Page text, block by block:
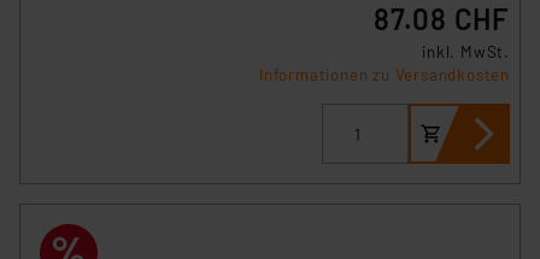
87.08 CHF
inkl. MwSt.
Informationen zu Versandkosten